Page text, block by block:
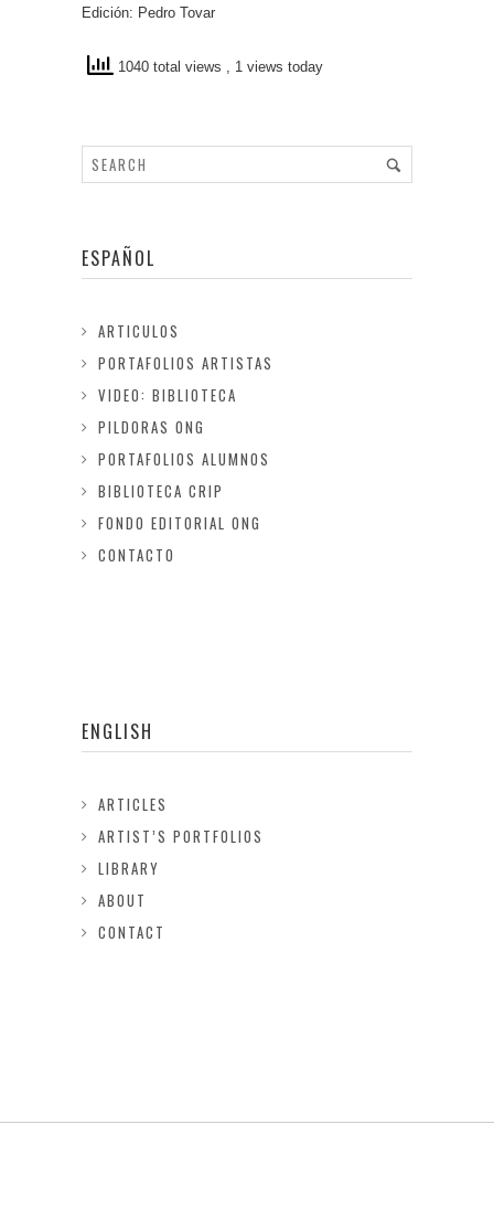
Edición: Pedro Tovar
1040 total views , 1 views today
ESPAÑOL
ARTICULOS
PORTAFOLIOS ARTISTAS
VIDEO: BIBLIOTECA
PILDORAS ONG
PORTAFOLIOS ALUMNOS
BIBLIOTECA CRIP
FONDO EDITORIAL ONG
CONTACTO
ENGLISH
ARTICLES
ARTIST’S PORTFOLIOS
LIBRARY
ABOUT
CONTACT